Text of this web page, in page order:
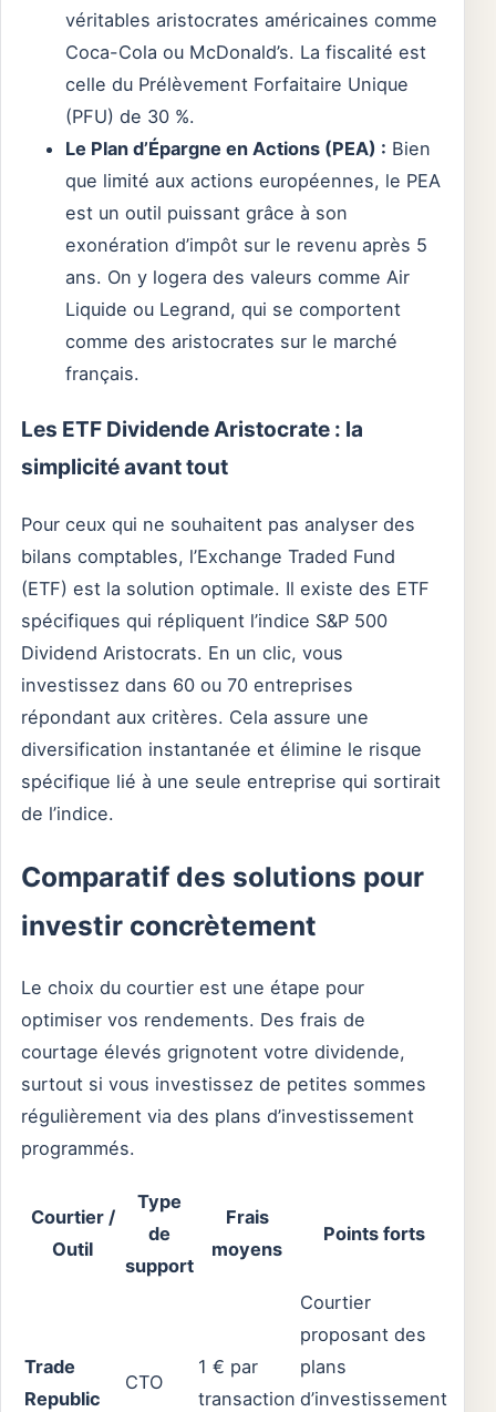
véritables aristocrates américaines comme
Coca-Cola ou McDonald’s. La fiscalité est
celle du Prélèvement Forfaitaire Unique
(PFU) de 30 %.
Le Plan d’Épargne en Actions (PEA) : Bien
que limité aux actions européennes, le PEA
est un outil puissant grâce à son
exonération d’impôt sur le revenu après 5
ans. On y logera des valeurs comme Air
Liquide ou Legrand, qui se comportent
comme des aristocrates sur le marché
français.
Les ETF Dividende Aristocrate : la
simplicité avant tout
Pour ceux qui ne souhaitent pas analyser des
bilans comptables, l’Exchange Traded Fund
(ETF) est la solution optimale. Il existe des ETF
spécifiques qui répliquent l’indice S&P 500
Dividend Aristocrats. En un clic, vous
investissez dans 60 ou 70 entreprises
répondant aux critères. Cela assure une
diversification instantanée et élimine le risque
spécifique lié à une seule entreprise qui sortirait
de l’indice.
Comparatif des solutions pour
investir concrètement
Le choix du courtier est une étape pour
optimiser vos rendements. Des frais de
courtage élevés grignotent votre dividende,
surtout si vous investissez de petites sommes
régulièrement via des plans d’investissement
programmés.
Courtier /
Outil
Type
de
support
Frais
moyens
Points forts
Trade
Republic
CTO
1 € par
transaction
Courtier
proposant des
plans
d’investissement